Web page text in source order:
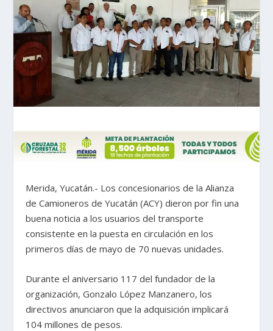
Merida, Yucatán.- Los concesionarios de la Alianza
de Camioneros de Yucatán (ACY) dieron por fin una
buena noticia a los usuarios del transporte
consistente en la puesta en circulación en los
primeros días de mayo de 70 nuevas unidades.
Durante el aniversario 117 del fundador de la
organización, Gonzalo López Manzanero, los
directivos anunciaron que la adquisición implicará
104 millones de pesos.